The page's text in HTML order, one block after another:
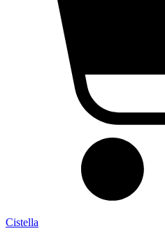
Cistella